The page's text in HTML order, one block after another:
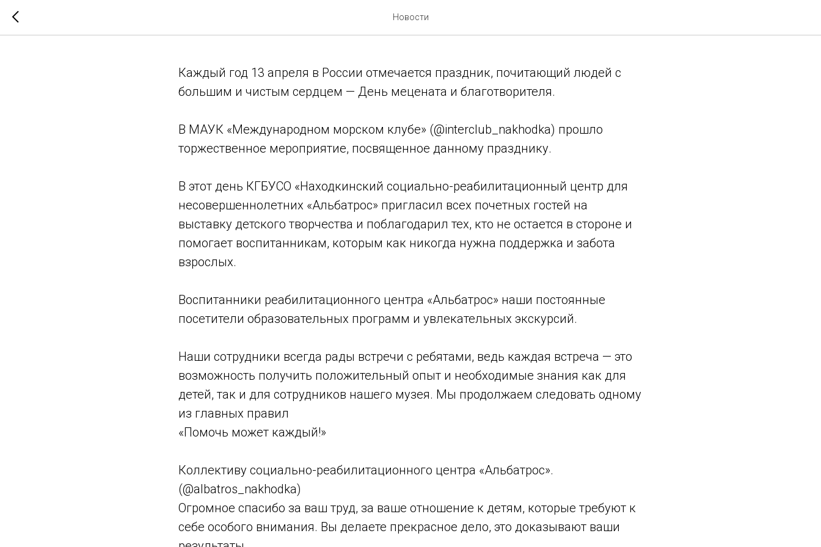
Новости
День мецената и благотворителя
Каждый год 13 апреля в России отмечается праздник, почитающий людей с
большим и чистым сердцем — День мецената и благотворителя.
В МАУК «Международном морском клубе» (@interclub_nakhodka) прошло
торжественное мероприятие, посвященное данному празднику.
В этот день КГБУСО «Находкинский социально-реабилитационный центр для
несовершеннолетних «Альбатрос» пригласил всех почетных гостей на
выставку детского творчества и поблагодарил тех, кто не остается в стороне и
помогает воспитанникам, которым как никогда нужна поддержка и забота
взрослых.
Воспитанники реабилитационного центра «Альбатрос» наши постоянные
посетители образовательных программ и увлекательных экскурсий.
Наши сотрудники всегда рады встречи с ребятами, ведь каждая встреча — это
возможность получить положительный опыт и необходимые знания как для
детей, так и для сотрудников нашего музея. Мы продолжаем следовать одному
из главных правил
«Помочь может каждый!»
Коллективу социально-реабилитационного центра «Альбатрос».
(@albatros_nakhodka)
Огромное спасибо за ваш труд, за ваше отношение к детям, которые требуют к
себе особого внимания. Вы делаете прекрасное дело, это доказывают ваши